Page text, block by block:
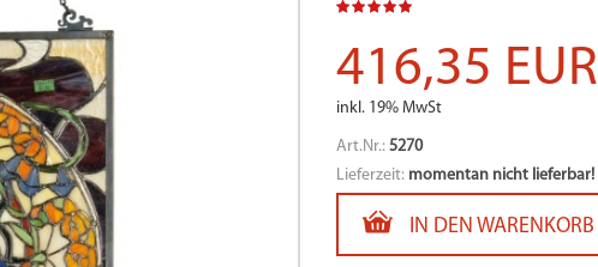
416,35 EUR
inkl. 19% MwSt
Art.Nr.: 5270
Lieferzeit: momentan nicht lieferbar!
IN DEN WARENKORB